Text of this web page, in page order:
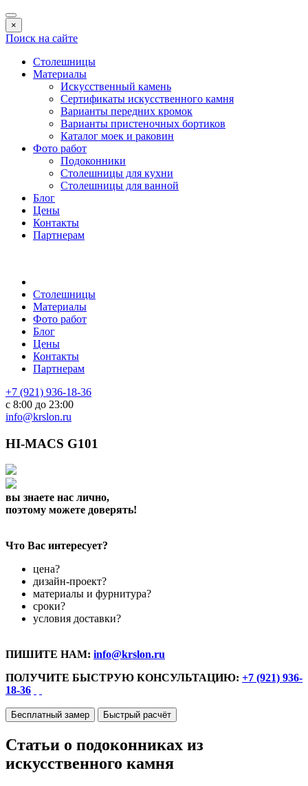
×
Поиск на сайте
Столешницы
Материалы
Искусственный камень
Сертификаты искусственного камня
Варианты передних кромок
Варианты пристеночных бортиков
Каталог моек и раковин
Фото работ
Подоконники
Столешницы для кухни
Столешницы для ванной
Блог
Цены
Контакты
Партнерам
Столешницы
Материалы
Фото работ
Блог
Цены
Контакты
Партнерам
+7 (921) 936-18-36
с 8:00 до 23:00
info@krslon.ru
HI-MACS G101
вы знаете нас лично,
поэтому можете доверять!
Что Вас интересует?
цена?
дизайн-проект?
материалы и фурнитура?
сроки?
условия доставки?
ПИШИТЕ НАМ: info@krslon.ru
ПОЛУЧИТЕ БЫСТРУЮ КОНСУЛЬТАЦИЮ: +7 (921) 936-
18-36
Бесплатный замер Быстрый расчёт
Статьи о подоконниках из
искусственного камня